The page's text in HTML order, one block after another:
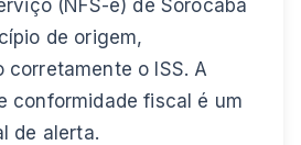
(NFS-e) de Sorocaba
de origem,
corretamente o ISS. A
conformidade fiscal é um
de alerta.